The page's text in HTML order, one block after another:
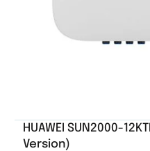
HUAWEI SUN2000-
Version)